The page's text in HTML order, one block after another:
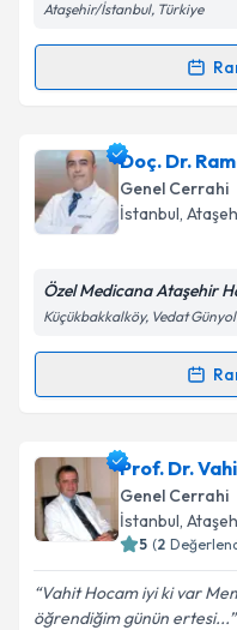
Kişisel
Metni'ni
Ataşehir/İstanbul, Türkiye
Randevu
Doç. Dr. Orhan
oluşturun. Size bu
takvim
Kişisel
Metni'ni
Doç. Dr.
Genel Cerrahi
İstanbul,
Özel Medicana Ataşehir
Küçükbakkalköy, Vedat
Randevu
Doç. Dr.
talebi oluşturun. Size
için bir takvim
bilgilendireceğiz.
E-posta Adresiniz
Prof. Dr.
Genel Cerrahi
İstanbul,
5 (2
Vahit Hocam iyi ki var
öğrendiğim günün ertesi...